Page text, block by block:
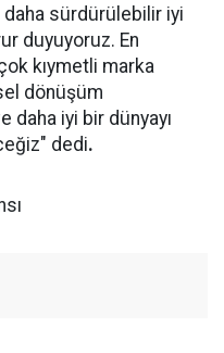
sürdürülebilir iyi
duyuyoruz. En
kıymetli marka
dönüşüm
daha iyi bir dünyayı
dedi.